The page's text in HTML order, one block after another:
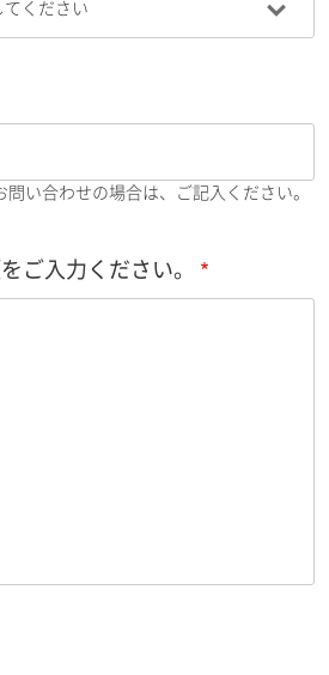
い合わせの場合は、ご記入ください。
ご入力ください。